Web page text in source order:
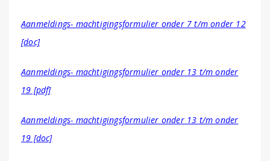
Aanmeldings- machtigingsformulier onder 7 t/m onder 12
[doc]
Aanmeldings- machtigingsformulier onder 13 t/m onder
19 [pdf]
Aanmeldings- machtigingsformulier onder 13 t/m onder
19 [doc]